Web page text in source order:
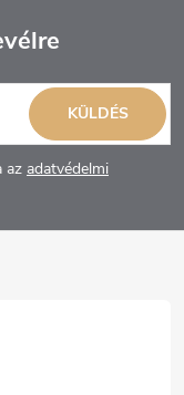
az adatvédelmi
KÜLDÉS